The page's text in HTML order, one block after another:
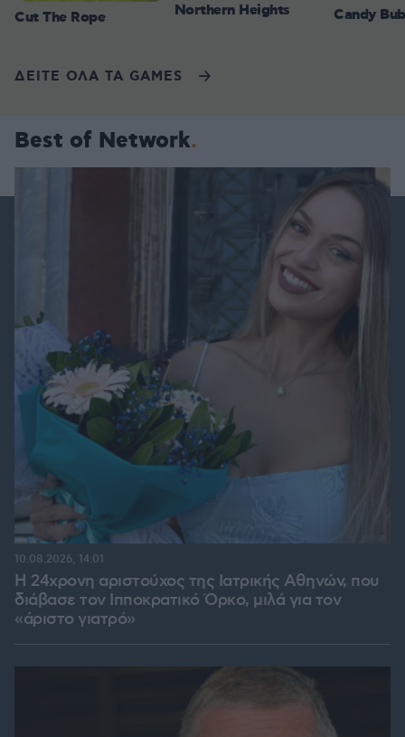
Cut The Rope Northern Heights Candy
ΔΕΙΤΕ ΟΛΑ ΤΑ GAMES
Best of Network
Η 24χρονη αριστούχος της Ιατρικής Αθηνών, που
διάβασε τον Ιπποκρατικό Όρκο, μιλά για τον
«άριστο γιατρό»
10.08.2026, 14:01